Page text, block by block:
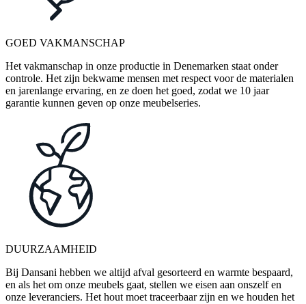
GOED VAKMANSCHAP
Het vakmanschap in onze productie in Denemarken staat onder
controle. Het zijn bekwame mensen met respect voor de materialen
en jarenlange ervaring, en ze doen het goed, zodat we 10 jaar
garantie kunnen geven op onze meubelseries.
DUURZAAMHEID
Bij Dansani hebben we altijd afval gesorteerd en warmte bespaard,
en als het om onze meubels gaat, stellen we eisen aan onszelf en
onze leveranciers. Het hout moet traceerbaar zijn en we houden het